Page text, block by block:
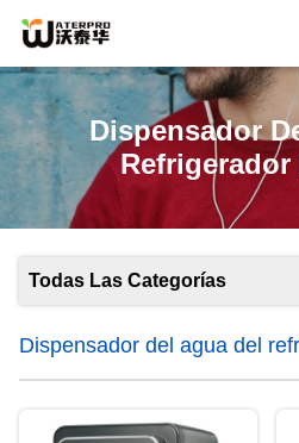
Dispensador
Refrigerador
Todas Las Categorías
Dispensador del agua del